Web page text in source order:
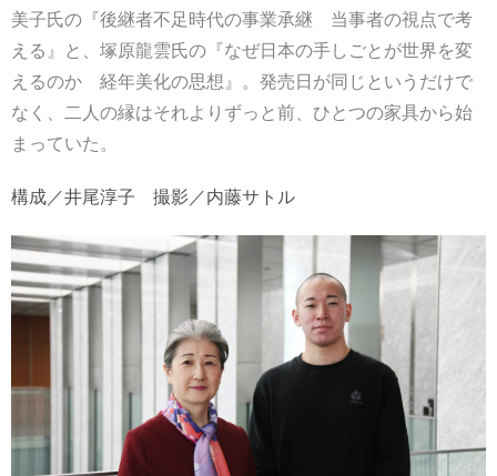
美子氏の『後継者不足時代の事業承継 当事者の視点で考
える』と、塚原龍雲氏の『なぜ日本の手しごとが世界を変
えるのか 経年美化の思想』。発売日が同じというだけで
なく、二人の縁はそれよりずっと前、ひとつの家具から始
まっていた。
構成／井尾淳子 撮影／内藤サトル